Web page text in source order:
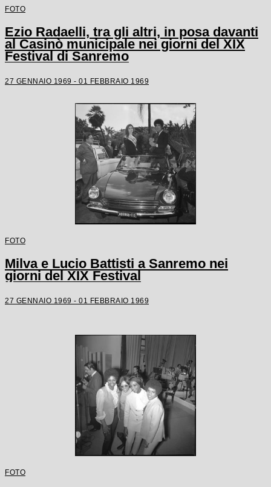
FOTO
Ezio Radaelli, tra gli altri, in posa davanti
al Casinò municipale nei giorni del XIX
Festival di Sanremo
27 GENNAIO 1969 - 01 FEBBRAIO 1969
FOTO
Milva e Lucio Battisti a Sanremo nei
giorni del XIX Festival
27 GENNAIO 1969 - 01 FEBBRAIO 1969
FOTO